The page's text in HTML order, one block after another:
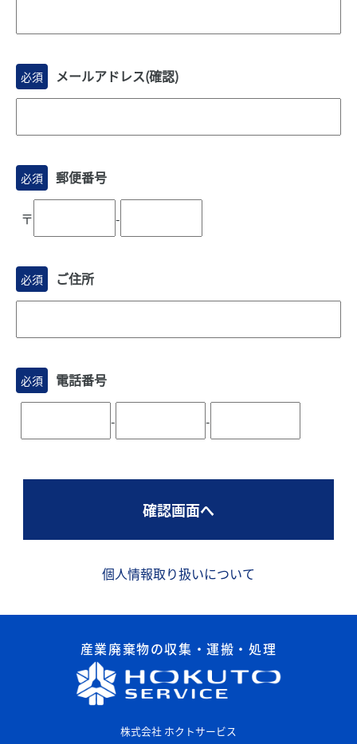
必須 メールアドレス(確認)
必須 郵便番号
〒 -
必須 ご住所
必須 電話番号
- -
個人情報取り扱いについて
産業廃棄物の収集・運搬・処理
株式会社 ホクトサービス